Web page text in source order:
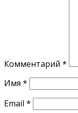
Комментарий *
Имя *
Email *